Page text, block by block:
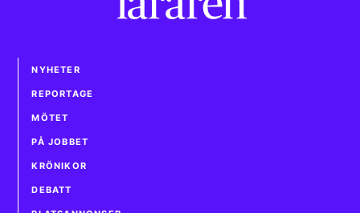
NYHETER
REPORTAGE
MÖTET
PÅ JOBBET
KRÖNIKOR
DEBATT